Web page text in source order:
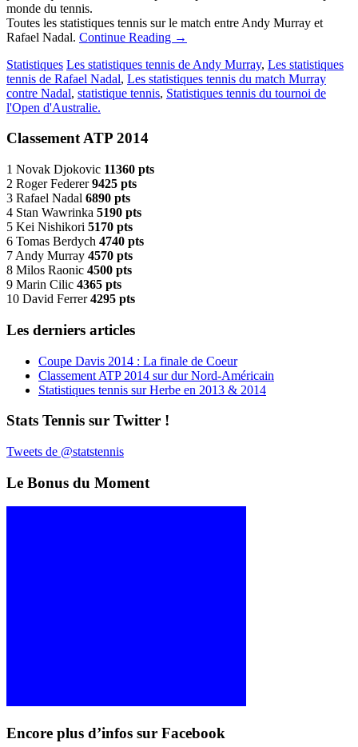
monde du tennis.
Toutes les statistiques tennis sur le match entre Andy Murray et
Rafael Nadal. Continue Reading →
Statistiques Les statistiques tennis de Andy Murray, Les statistiques
tennis de Rafael Nadal, Les statistiques tennis du match Murray
contre Nadal, statistique tennis, Statistiques tennis du tournoi de
l'Open d'Australie.
Classement ATP 2014
1 Novak Djokovic 11360 pts
2 Roger Federer9425 pts
3 Rafael Nadal 6890 pts
4 Stan Wawrinka 5190 pts
5 Kei Nishikori 5170 pts
6 Tomas Berdych 4740 pts
7 Andy Murray 4570 pts
8 Milos Raonic 4500 pts
9 Marin Cilic 4365 pts
10 David Ferrer4295 pts
Les derniers articles
Coupe Davis 2014 : La finale de Coeur
Classement ATP 2014 sur dur Nord-Américain
Statistiques tennis sur Herbe en 2013 & 2014
Stats Tennis sur Twitter !
Tweets de @statstennis
Le Bonus du Moment
Encore plus d’infos sur Facebook